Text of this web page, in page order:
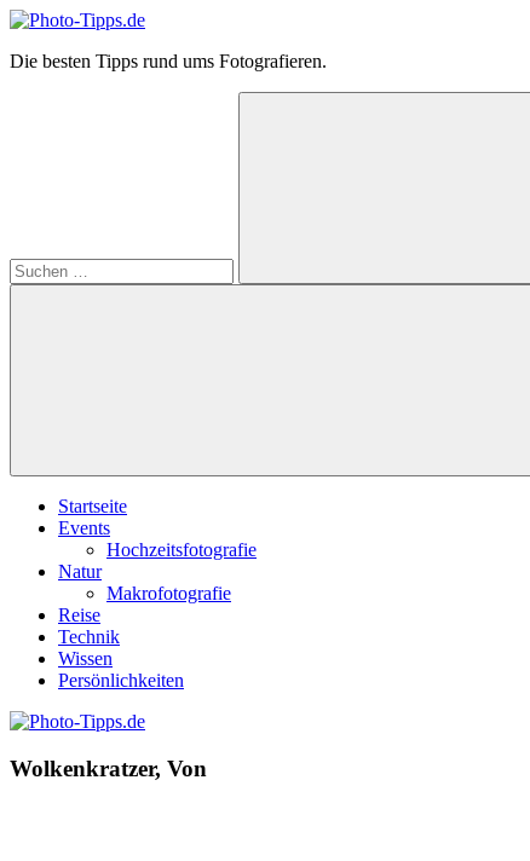
Zum
springen
Photo-
Die besten Tipps rund ums Fotografieren.
Suchen
Startseite
Events
Hochzeitsfotografie
Natur
Makrofotografie
Reise
Technik
Wissen
Persönlichkeiten
Wolkenkratzer, Von